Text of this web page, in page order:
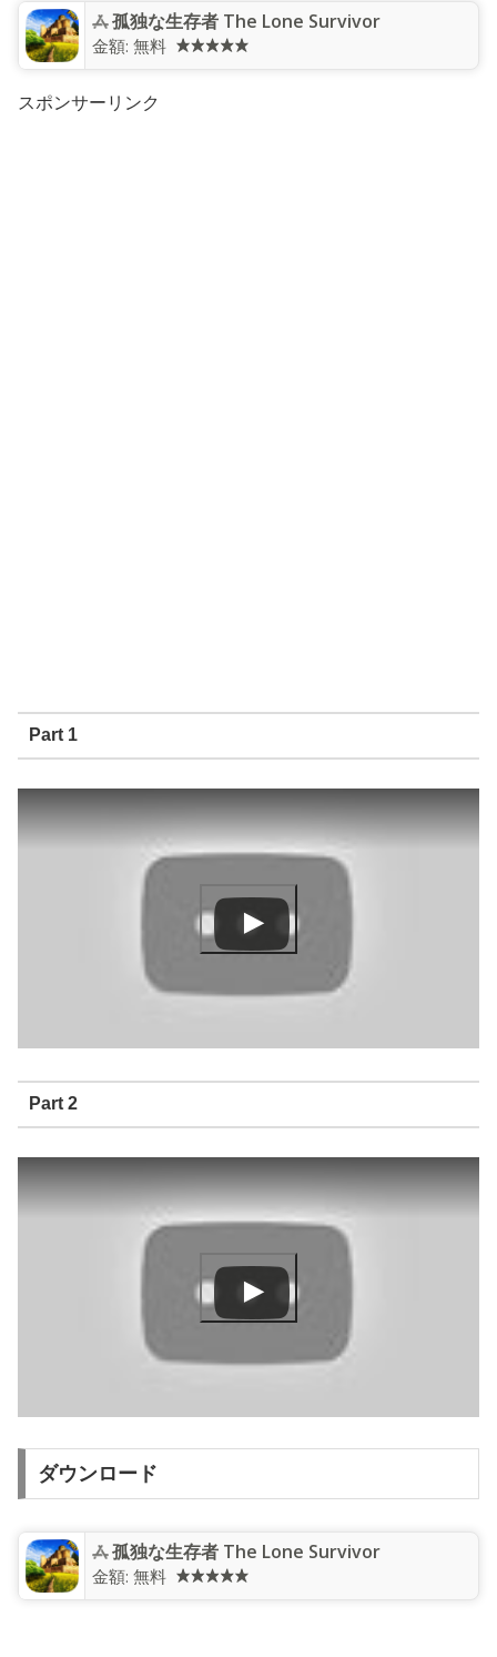
孤独な生存者 The Lone Survivor
金額: 無料
スポンサーリンク
Part 1
Part 2
ダウンロード
孤独な生存者 The Lone Survivor
金額: 無料